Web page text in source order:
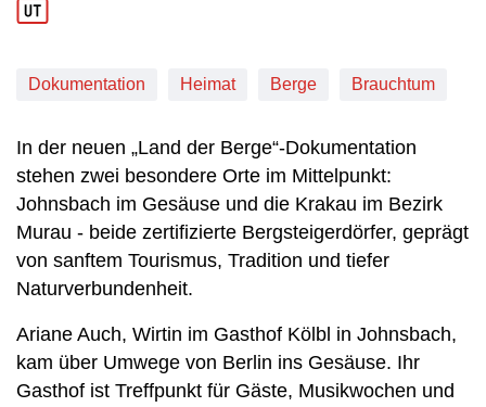
Dokumentation Heimat Berge Brauchtum
In der neuen „Land der Berge“-Dokumentation
stehen zwei besondere Orte im Mittelpunkt:
Johnsbach im Gesäuse und die Krakau im Bezirk
Murau - beide zertifizierte Bergsteigerdörfer, geprägt
von sanftem Tourismus, Tradition und tiefer
Naturverbundenheit.
Ariane Auch, Wirtin im Gasthof Kölbl in Johnsbach,
kam über Umwege von Berlin ins Gesäuse. Ihr
Gasthof ist Treffpunkt für Gäste, Musikwochen und